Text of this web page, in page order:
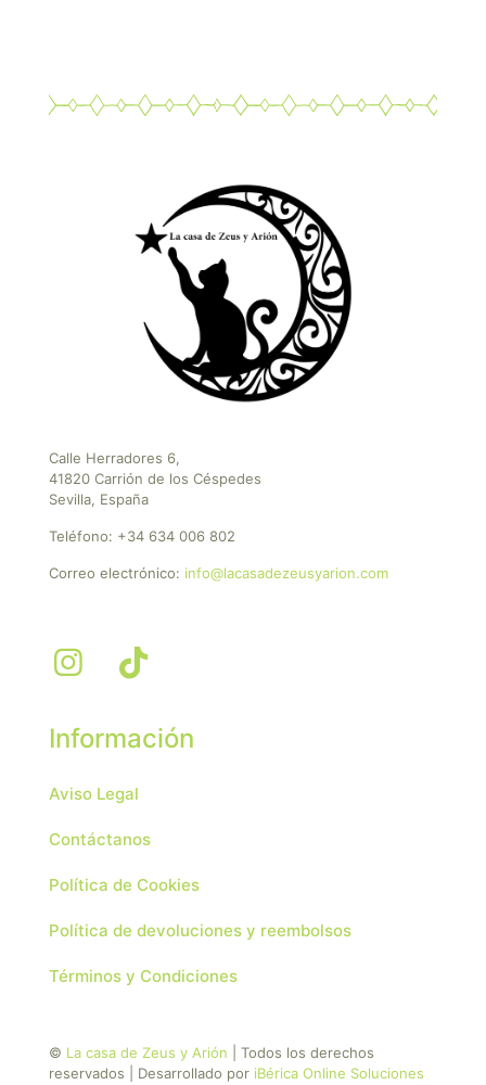
Calle Herradores 6,
41820 Carrión de los Céspedes
Sevilla, España
Teléfono: +34 634 006 802
Correo electrónico: info@lacasadezeusyarion.com
Información
Aviso Legal
Contáctanos
Política de Cookies
Política de devoluciones y reembolsos
Términos y Condiciones
© La casa de Zeus y Arión | Todos los derechos
reservados | Desarrollado por iBérica Online Soluciones